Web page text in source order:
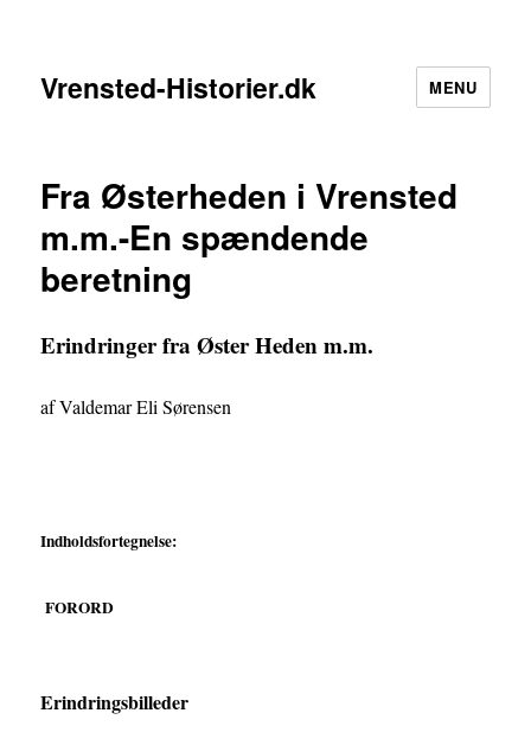
Vrensted-Historier.dk MENU
Fra Østerheden i Vrensted
m.m.-En spændende
beretning
Erindringer fra Øster Heden m.m.
af Valdemar Eli Sørensen
Indholdsfortegnelse:
FORORD
Erindringsbilleder